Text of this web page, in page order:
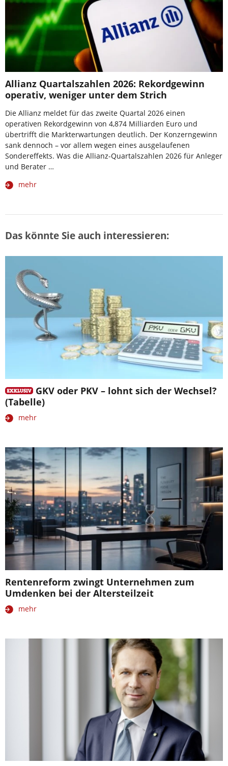
Allianz Quartalszahlen 2026: Rekordgewinn
operativ, weniger unter dem Strich
Die Allianz meldet für das zweite Quartal 2026 einen
operativen Rekordgewinn von 4,874 Milliarden Euro und
übertrifft die Markterwartungen deutlich. Der Konzerngewinn
sank dennoch – vor allem wegen eines ausgelaufenen
Sondereffekts. Was die Allianz-Quartalszahlen 2026 für Anleger
und Berater …
mehr
Das könnte Sie auch interessieren:
GKV oder PKV – lohnt sich der Wechsel?
(Tabelle)
mehr
Rentenreform zwingt Unternehmen zum
Umdenken bei der Altersteilzeit
mehr